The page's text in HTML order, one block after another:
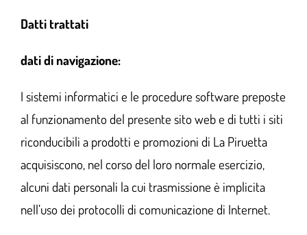
Datti trattati
dati di navigazione:
I sistemi informatici e le procedure software preposte
al funzionamento del presente sito web e di tutti i siti
riconducibili a prodotti e promozioni di La Piruetta
acquisiscono, nel corso del loro normale esercizio,
alcuni dati personali la cui trasmissione è implicita
nell’uso dei protocolli di comunicazione di Internet.